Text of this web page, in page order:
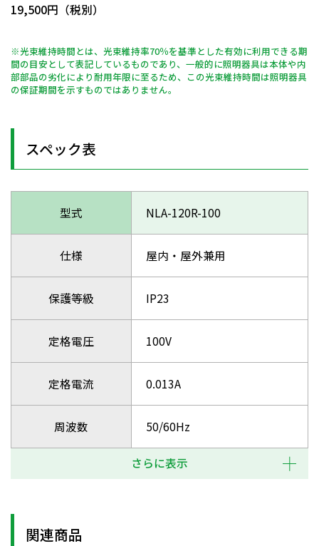
19,500円（税別）
※光束維持時間とは、光束維持率70％を基準とした有効に利用できる期
間の目安として表記しているものであり、一般的に照明器具は本体や内
部部品の劣化により耐用年限に至るため、この光束維持時間は照明器具
の保証期間を示すものではありません。
スペック表
型式 NLA-120R-100
仕様 屋内・屋外兼用
保護等級 IP23
定格電圧 100V
定格電流 0.013A
周波数 50/60Hz
さらに表示
関連商品